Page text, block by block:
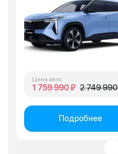
Цена авто
1 759 990 ₽ 2 749 990 ₽
Подробнее